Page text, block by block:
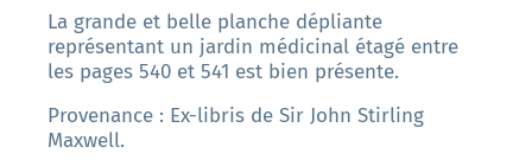
La grande et belle planche dépliante
représentant un jardin médicinal étagé entre
les pages 540 et 541 est bien présente.
Provenance : Ex-libris de Sir John Stirling
Maxwell.